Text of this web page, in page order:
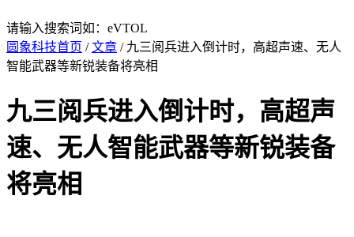
请输入搜索词如：eVTOL
圆象科技首页 /文章 / 九三阅兵进入倒计时，高超声速、无人
智能武器等新锐装备将亮相
九三阅兵进入倒计时，高超声
速、无人智能武器等新锐装备
将亮相